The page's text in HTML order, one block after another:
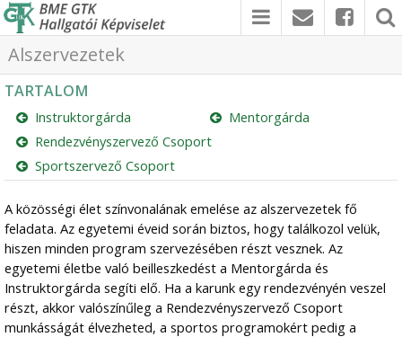
Alszervezetek
TARTALOM
Instruktorgárda
Mentorgárda
Rendezvényszervező Csoport
Sportszervező Csoport
A közösségi élet színvonalának emelése az alszervezetek fő
feladata. Az egyetemi éveid során biztos, hogy találkozol velük,
hiszen minden program szervezésében részt vesznek. Az
egyetemi életbe való beilleszkedést a Mentorgárda és
Instruktorgárda segíti elő. Ha a karunk egy rendezvényén veszel
részt, akkor valószínűleg a Rendezvényszervező Csoport
munkásságát élvezheted, a sportos programokért pedig a